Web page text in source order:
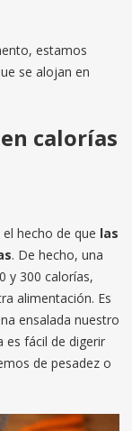
estamos
se alojan en
calorías
hecho de que las
. De hecho, una
y 300 calorías,
alimentación. Es
ensalada nuestro
es fácil de digerir
de pesadez o